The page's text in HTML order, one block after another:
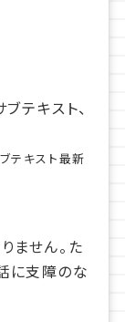
テキスト、
テキスト最新
ません。た
に支障のな